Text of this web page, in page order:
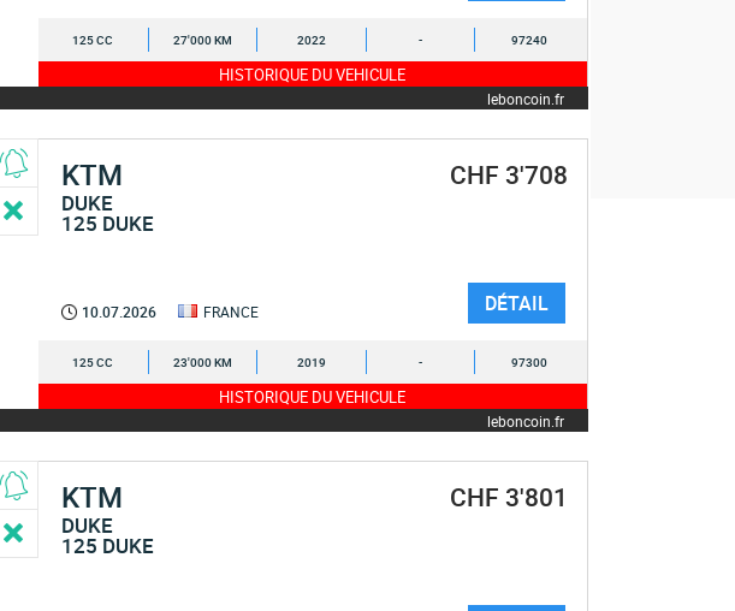
125 CC 27'000 KM 2022 - 97240
HISTORIQUE DU VEHICULE
leboncoin.fr
KTM
DUKE
125 DUKE
CHF 3'708
10.07.2026 FRANCE DÉTAIL
125 CC 23'000 KM 2019 - 97300
HISTORIQUE DU VEHICULE
leboncoin.fr
KTM
DUKE
125 DUKE
CHF 3'801